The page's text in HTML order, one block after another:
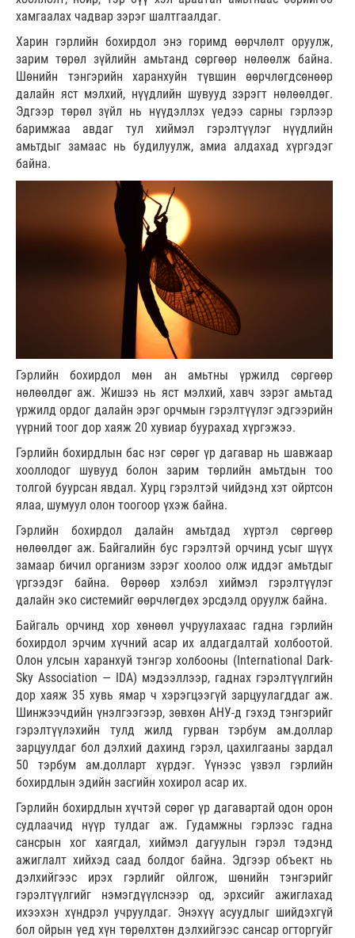
хамгаалах чадвар зэрэг шалтгаалдаг.
Харин гэрлийн бохирдол энэ горимд өөрчлөлт оруулж,
зарим төрөл зүйлийн амьтанд сөргөөр нөлөөлж байна.
Шөнийн тэнгэрийн харанхуйн түвшин өөрчлөгдсөнөөр
далайн яст мэлхий, нүүдлийн шувууд зэрэгт нөлөөлдөг.
Эдгээр төрөл зүйл нь нүүдэллэх үедээ сарны гэрлээр
баримжаа авдаг тул хиймэл гэрэлтүүлэг нүүдлийн
амьтдыг замаас нь будилуулж, амиа алдахад хүргэдэг
байна.
Гэрлийн бохирдол мөн ан амьтны үржилд сөргөөр
нөлөөлдөг аж. Жишээ нь яст мэлхий, хавч зэрэг амьтад
үржилд ордог далайн эрэг орчмын гэрэлтүүлэг эдгээрийн
үүрний тоог дор хаяж 20 хувиар буурахад хүргэжээ.
Гэрлийн бохирдлын бас нэг сөрөг үр дагавар нь шавжаар
хооллодог шувууд болон зарим төрлийн амьтдын тоо
толгой буурсан явдал. Хурц гэрэлтэй чийдэнд хэт ойртсон
ялаа, шумуул олон тоогоор үхэж байна.
Гэрлийн бохирдол далайн амьтдад хүртэл сөргөөр
нөлөөлдөг аж. Байгалийн бус гэрэлтэй орчинд усыг шүүх
замаар бичил организм зэрэг хоолоо олж иддэг амьтдыг
үргээдэг байна. Өөрөөр хэлбэл хиймэл гэрэлтүүлэг
далайн эко системийг өөрчлөгдөх эрсдэлд оруулж байна.
Байгаль орчинд хор хөнөөл учруулахаас гадна гэрлийн
бохирдол эрчим хүчний асар их алдагдалтай холбоотой.
Олон улсын харанхуй тэнгэр холбооны (International Dark-
Sky Association — IDA) мэдээллээр, гаднах гэрэлтүүлгийн
дор хаяж 35 хувь ямар ч хэрэгцээгүй зарцуулагддаг аж.
Шинжээчдийн үнэлгээгээр, зөвхөн АНУ-д гэхэд тэнгэрийг
гэрэлтүүлэхийн тулд жилд гурван тэрбум ам.доллар
зарцуулдаг бол дэлхий дахинд гэрэл, цахилгааны зардал
50 тэрбум ам.долларт хүрдэг. Үүнээс үзвэл гэрлийн
бохирдлын эдийн засгийн хохирол асар их.
Гэрлийн бохирдлын хүчтэй сөрөг үр дагавартай одон орон
судлаачид нүүр тулдаг аж. Гудамжны гэрлээс гадна
сансрын хог хаягдал, хиймэл дагуулын гэрэл тэдэнд
ажиглалт хийхэд саад болдог байна. Эдгээр объект нь
дэлхийгээс ирэх гэрлийг ойлгож, шөнийн тэнгэрийг
гэрэлтүүлгийг нэмэгдүүлснээр од, эрхсийг ажиглахад
ихээхэн хүндрэл учруулдаг. Энэхүү асуудлыг шийдэхгүй
бол ойрын үед хүн төрөлхтөн дэлхийгээс сансар огторгуйг